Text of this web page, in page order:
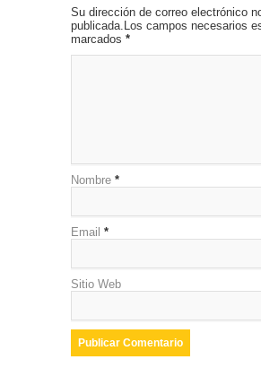
Su dirección de correo electrónico
publicada.Los campos necesarios
marcados *
Nombre *
Email *
Sitio Web